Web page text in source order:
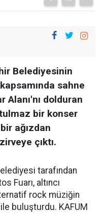
Belediyesinin
sahne
Alanı'nı dolduran
bir konser
ağızdan
çıktı.
tarafından
Fuarı, altıncı
rock müziğin
buluşturdu. KAFUM